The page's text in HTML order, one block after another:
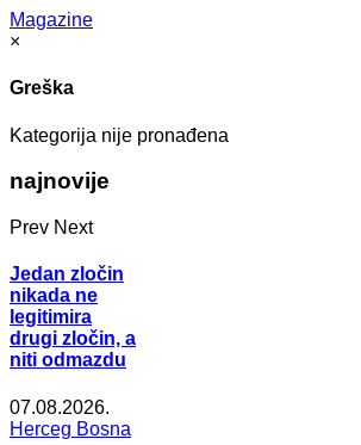
Magazine
×
Greška
Kategorija nije pronađena
najnovije
Prev Next
Jedan zločin
nikada ne
legitimira
drugi zločin, a
niti odmazdu
07.08.2026.
Herceg Bosna